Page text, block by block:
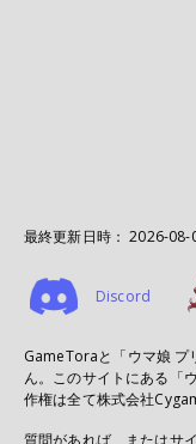
最終更新日時： 2026-08-
Discord
GameToraと「ウマ娘 プ
ん。このサイトにある「
作権は全て株式会社
質問があれば、またはサ